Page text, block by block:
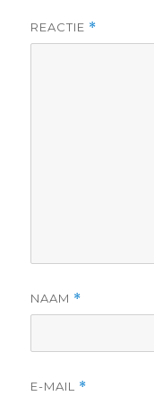
REACTIE *
NAAM *
E-MAIL *